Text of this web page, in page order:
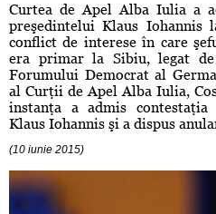
Curtea de Apel Alba Iulia a
preşedintelui Klaus
conflict de interese în care
era primar la Sibiu, legat
Forumului Democrat al
al Curţii de Apel Alba Iulia,
instanţa a admis
Klaus Iohannis şi a dispus
(10 iunie 2015)